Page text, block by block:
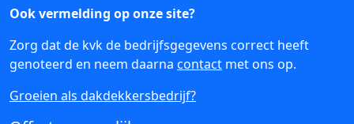
Ook vermelding op onze site?
Zorg dat de kvk de bedrijfsgegevens correct heeft
genoteerd en neem daarna contact met ons op.
Groeien als dakdekkersbedrijf?